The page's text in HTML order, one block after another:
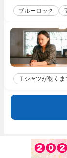
ブルーロック
Ｔシャツが乾くま